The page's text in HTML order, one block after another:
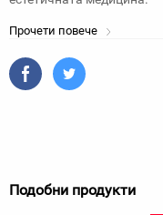
Прочети повече
Подобни продукти